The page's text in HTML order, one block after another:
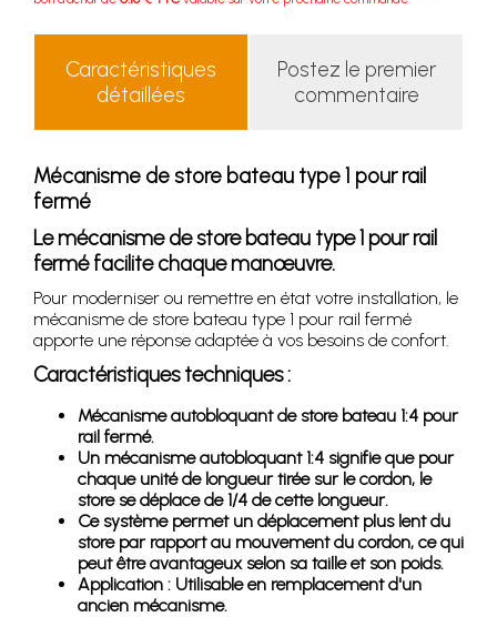
Caractéristiques
détaillées
Postez le premier
commentaire
Mécanisme de store bateau type 1 pour rail
fermé
Le mécanisme de store bateau type 1 pour rail
fermé facilite chaque manœuvre.
Pour moderniser ou remettre en état votre installation, le
mécanisme de store bateau type 1 pour rail fermé
apporte une réponse adaptée à vos besoins de confort.
Caractéristiques techniques :
Mécanisme autobloquant de store bateau 1:4 pour
rail fermé.
Un mécanisme autobloquant 1:4 signifie que pour
chaque unité de longueur tirée sur le cordon, le
store se déplace de 1/4 de cette longueur.
Ce système permet un déplacement plus lent du
store par rapport au mouvement du cordon, ce qui
peut être avantageux selon sa taille et son poids.
Application : Utilisable en remplacement d'un
ancien mécanisme.